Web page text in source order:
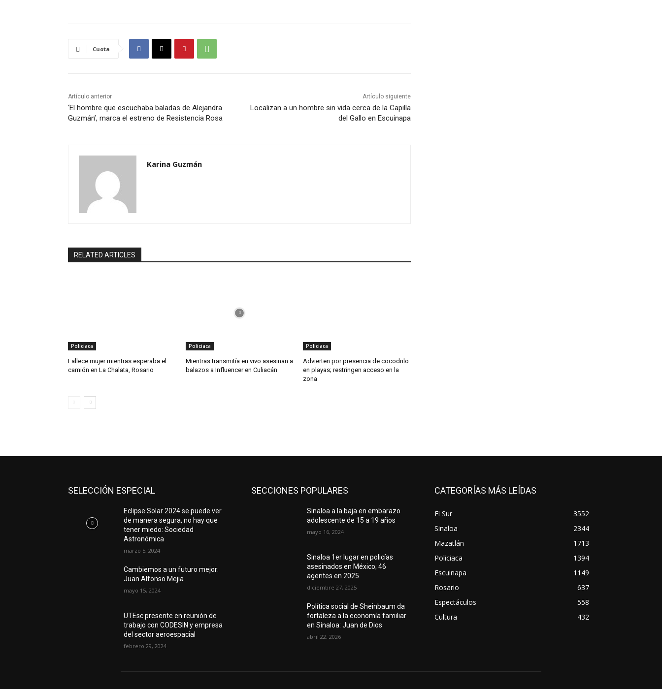
Cuota
Artículo anterior
‘El hombre que escuchaba baladas de Alejandra
Guzmán’, marca el estreno de Resistencia Rosa
Artículo siguiente
Localizan a un hombre sin vida cerca de la Capilla
del Gallo en Escuinapa
Karina Guzmán
RELATED ARTICLES
Policiaca
Fallece mujer mientras esperaba el
camión en La Chalata, Rosario
Policiaca
Mientras transmitía en vivo asesinan a
balazos a Influencer en Culiacán
Policiaca
Advierten por presencia de cocodrilo
en playas; restringen acceso en la
zona
SELECCIÓN ESPECIAL
Eclipse Solar 2024 se puede ver
de manera segura, no hay que
tener miedo: Sociedad
Astronómica
marzo 5, 2024
Cambiemos a un futuro mejor:
Juan Alfonso Mejia
mayo 15, 2024
UTEsc presente en reunión de
trabajo con CODESIN y empresa
del sector aeroespacial
febrero 29, 2024
SECCIONES POPULARES
Sinaloa a la baja en embarazo
adolescente de 15 a 19 años
mayo 16, 2024
Sinaloa 1er lugar en policías
asesinados en México; 46
agentes en 2025
diciembre 27, 2025
Política social de Sheinbaum da
fortaleza a la economía familiar
en Sinaloa: Juan de Dios
abril 22, 2026
CATEGORÍAS MÁS LEÍDAS
El Sur
3552
Sinaloa
2344
Mazatlán
1713
Policiaca
1394
Escuinapa
1149
Rosario
637
Espectáculos
558
Cultura
432